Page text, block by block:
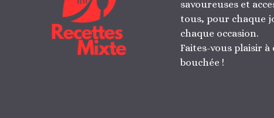
savoureuses et
tous, pour chaque
chaque occasion.
Faites-vous plaisir à
bouchée !